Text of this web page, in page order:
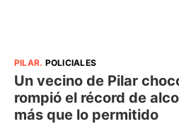
PILAR. POLICIALES
Un vecino de Pilar
rompió el récord de
más que lo permitido